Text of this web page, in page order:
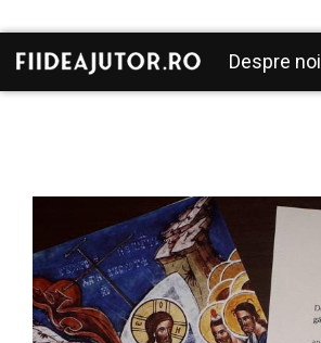
Navigare
Despre noi